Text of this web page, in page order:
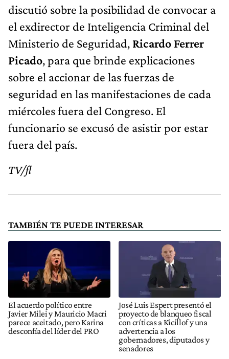
discutió sobre la posibilidad de convocar a
el exdirector de Inteligencia Criminal del
Ministerio de Seguridad, Ricardo Ferrer
Picado, para que brinde explicaciones
sobre el accionar de las fuerzas de
seguridad en las manifestaciones de cada
miércoles fuera del Congreso. El
funcionario se excusó de asistir por estar
fuera del país.
TV/fl
TAMBIÉN TE PUEDE INTERESAR
El acuerdo político entre
Javier Milei y Mauricio Macri
parece aceitado, pero Karina
desconfía del líder del PRO
José Luis Espert presentó el
proyecto de blanqueo fiscal
con críticas a Kicillof y una
advertencia a los
gobernadores, diputados y
senadores